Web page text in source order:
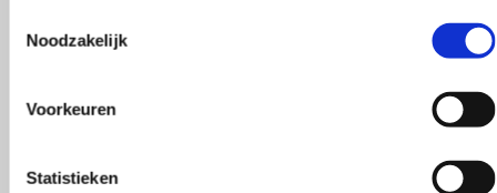
Noodzakelijk
Voorkeuren
Statistieken